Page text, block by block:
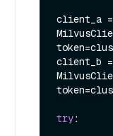
client_a =
client_b =
try: